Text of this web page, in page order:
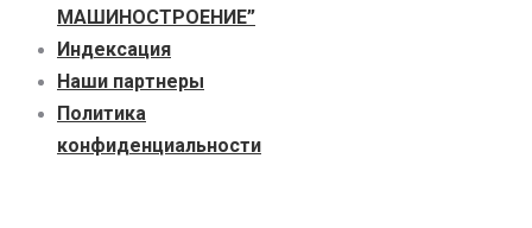
МАШИНОСТРОЕНИЕ”
Индекcация
Наши партнеры
Политика
конфиденциальности